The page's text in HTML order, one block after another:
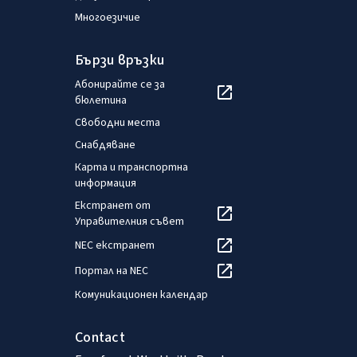
Многоезичие
Бързи връзки
Абонирайте се за
бюлетина
Свободни места
Снабдяване
Карта и транспортна
информация
Екстранет от
Управителния съвет
NEC екстранет
Портал на NEC
Комуникационен календар
Contact